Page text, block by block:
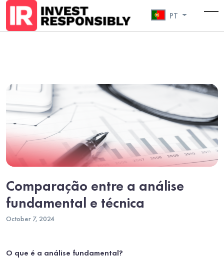
PT
Comparação entre a análise
fundamental e técnica
October 7, 2024
O que é a análise fundamental?